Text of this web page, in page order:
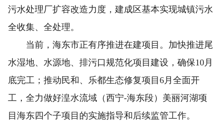
污水处理厂扩容改造力度，建成区基本实现城镇污水
全收集、全处理。
当前，海东市正有序推进在建项目。加快推进尾
水湿地、水源地、排污口规范化项目建设，确保10月
底完工；推动民和、乐都生态修复项目6月全面开
工，全力做好湟水流域（西宁-海东段）美丽河湖项
目海东四个子项目的实施指导和后续监管工作。